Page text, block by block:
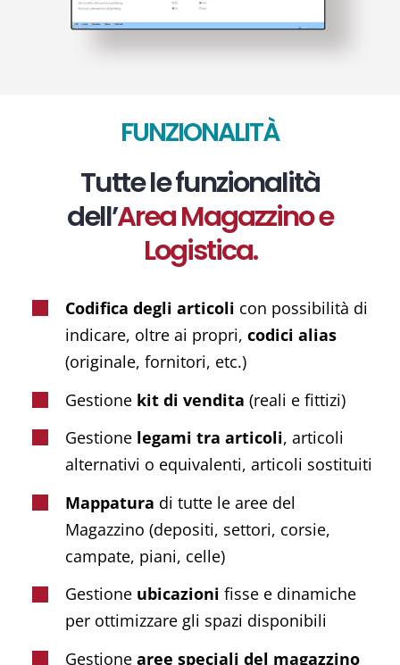
FUNZIONALITÀ
Tutte le funzionalità
dell’Area Magazzino e
Logistica.
Codifica degli articoli con possibilità di
indicare, oltre ai propri,codici alias
(originale, fornitori, etc.)
Gestione kit di vendita (reali e fittizi)
Gestione legami tra articoli, articoli
alternativi o equivalenti, articoli sostituiti
Mappatura di tutte le aree del
Magazzino (depositi, settori, corsie,
campate, piani, celle)
Gestione ubicazioni fisse e dinamiche
per ottimizzare gli spazi disponibili
Gestionearee speciali del magazzino